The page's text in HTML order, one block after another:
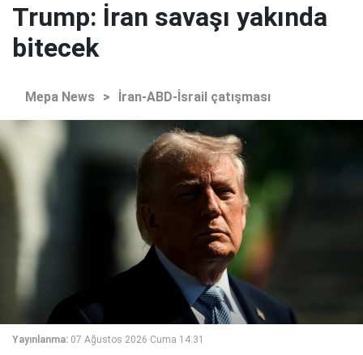
Trump: İran savaşı yakında
bitecek
Mepa News > İran-ABD-İsrail çatışması
Yayınlanma: 07 Ağustos 2026 Cuma 14:31